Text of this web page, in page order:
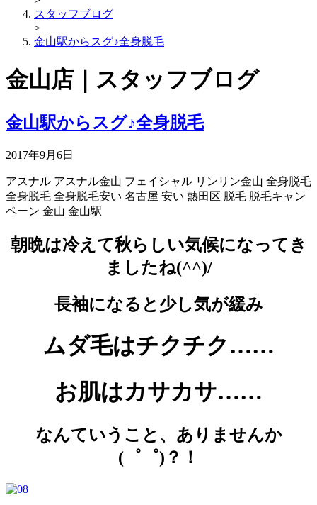
スタッフブログ
>
金山駅からスグ♪全身脱毛
金山店｜スタッフブログ
金山駅からスグ♪全身脱毛
2017年9月6日
アスナル アスナル金山 フェイシャル リンリン金山 全身脱毛
全身脱毛 全身脱毛安い 名古屋 安い 熱田区 脱毛 脱毛キャン
ペーン 金山 金山駅
朝晩は冷えて秋らしい気候になってき
ましたね(^^)/
長袖になると少し気が緩み
ムダ毛はチクチク……
お肌はカサカサ……
なんていうこと、ありませんか
(゜゜)？！